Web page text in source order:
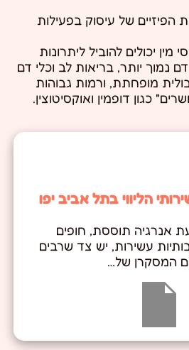
של עיסוק בפעילות
יכולים להוביל ליתרונות
נמוך יותר, בריאות לב וכלי דם
מופחתת, ורמות גבוהות
כגון דופמין ואוקסיטוצין.
הליווי בתל אביב יפו
אנרגיה תוססת, חופים
עשירות, יש צד שרבים
המסקרן של…